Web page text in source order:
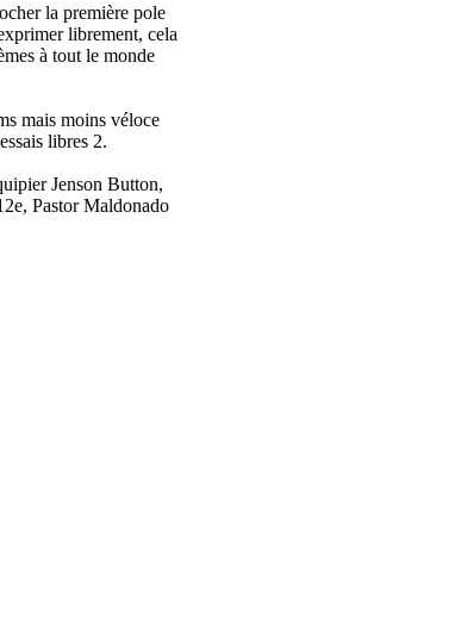
la première pole
librement, cela
à tout le monde
mais moins véloce
libres 2.
Jenson Button,
Pastor Maldonado